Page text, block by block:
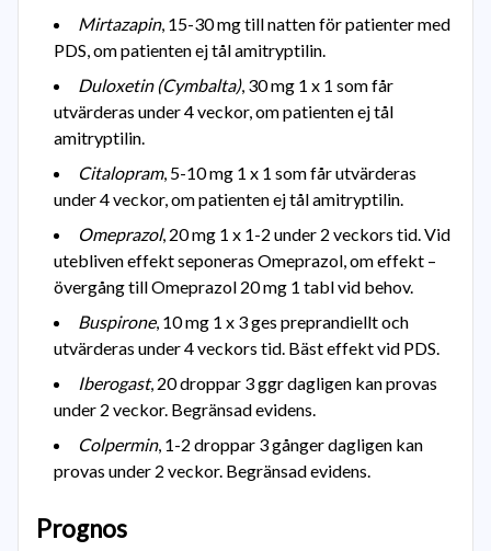
Mirtazapin, 15-30 mg till natten för patienter med
PDS, om patienten ej tål amitryptilin.
Duloxetin (Cymbalta), 30 mg 1 x 1 som får
utvärderas under 4 veckor, om patienten ej tål
amitryptilin.
Citalopram, 5-10 mg 1 x 1 som får utvärderas
under 4 veckor, om patienten ej tål amitryptilin.
Omeprazol, 20 mg 1 x 1-2 under 2 veckors tid. Vid
utebliven effekt seponeras Omeprazol, om effekt –
övergång till Omeprazol 20 mg 1 tabl vid behov.
Buspirone, 10 mg 1 x 3 ges preprandiellt och
utvärderas under 4 veckors tid. Bäst effekt vid PDS.
Iberogast, 20 droppar 3 ggr dagligen kan provas
under 2 veckor. Begränsad evidens.
Colpermin, 1-2 droppar 3 gånger dagligen kan
provas under 2 veckor. Begränsad evidens.
Prognos